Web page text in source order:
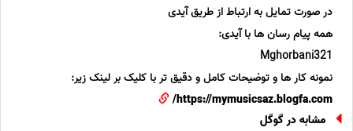
در صورت تمایل به ارتباط از طریق آیدی
همه پیام رسان ها با آیدی:
Mghorbani321
نمونه کار ها و توضیحات کامل و دقیق تر با کلیک بر لینک زیر:
https://mymusicsaz.blogfa.com/
مشابه در گوگل